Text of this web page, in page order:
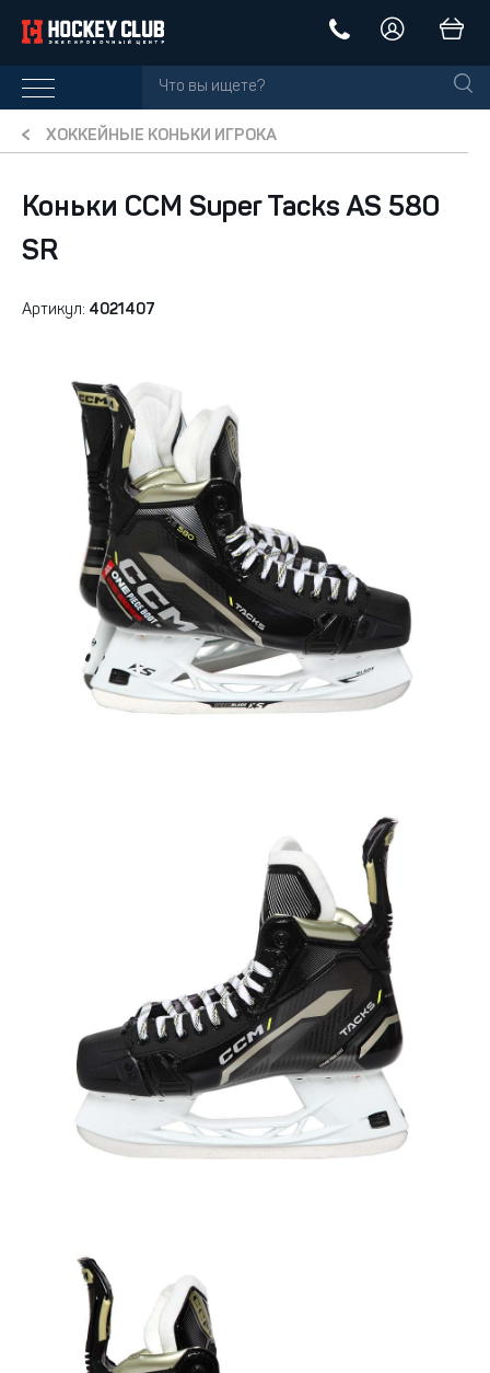
ХОККЕЙНЫЕ КОНЬКИ ИГРОКА
Коньки CCM Super Tacks AS 580
SR
Артикул: 4021407